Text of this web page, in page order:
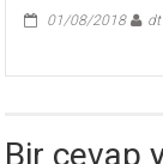
01/08/2018 dt
Bir cevap